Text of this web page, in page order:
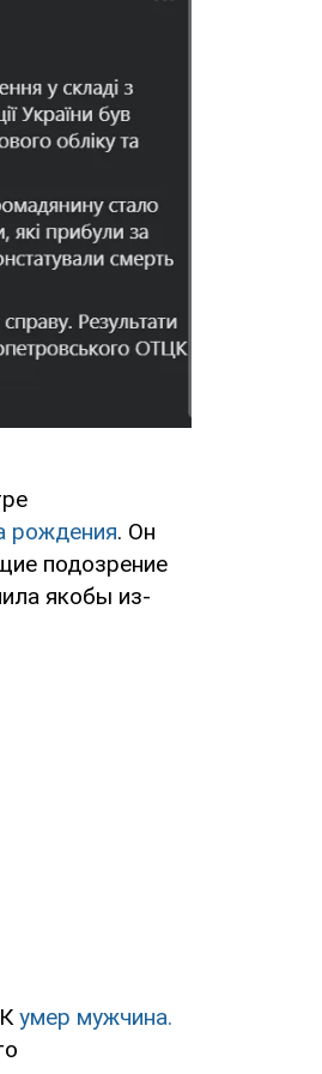
рождения. Он
подозрение
якобы из-
умер мужчина.